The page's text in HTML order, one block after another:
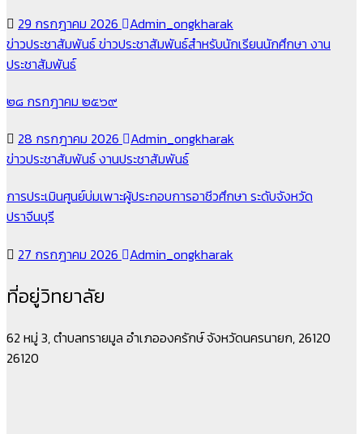
29 กรกฎาคม 2026
Admin_ongkharak
ข่าวประชาสัมพันธ์ข่าวประชาสัมพันธ์สำหรับนักเรียนนักศึกษา งาน
ประชาสัมพันธ์
๒๘ กรกฎาคม ๒๕๖๙
28 กรกฎาคม 2026
Admin_ongkharak
ข่าวประชาสัมพันธ์งานประชาสัมพันธ์
การประเมินศูนย์บ่มเพาะผู้ประกอบการอาชีวศึกษา ระดับจังหวัด
ปราจีนบุรี
27 กรกฎาคม 2026
Admin_ongkharak
ที่อยู่วิทยาลัย
62 หมู่ 3, ตำบลทรายมูล อำเภอองครักษ์ จังหวัดนครนายก, 26120
26120